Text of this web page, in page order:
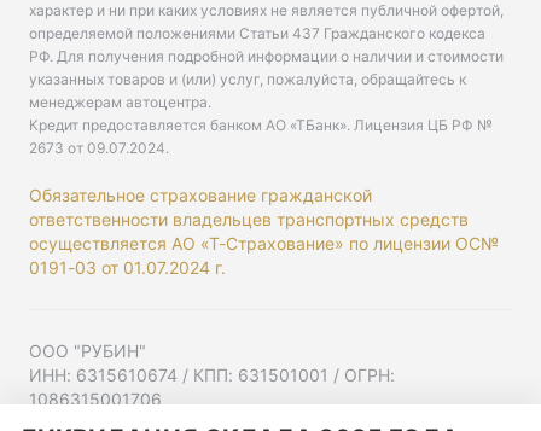
характер и ни при каких условиях не является публичной офертой,
определяемой положениями Статьи 437 Гражданского кодекса
РФ. Для получения подробной информации о наличии и стоимости
указанных товаров и (или) услуг, пожалуйста, обращайтесь к
менеджерам автоцентра.
Кредит предоставляется банком АО «ТБанк». Лицензия ЦБ РФ №
2673 от 09.07.2024.
Обязательное страхование гражданской
ответственности владельцев транспортных средств
осуществляется АО «Т-Страхование» по лицензии ОС№
0191-03 от 01.07.2024 г.
ООО "РУБИН"
ИНН: 6315610674 / КПП: 631501001 / ОГРН:
1086315001706